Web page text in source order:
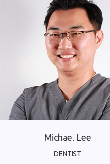
Michael Lee
DENTIST